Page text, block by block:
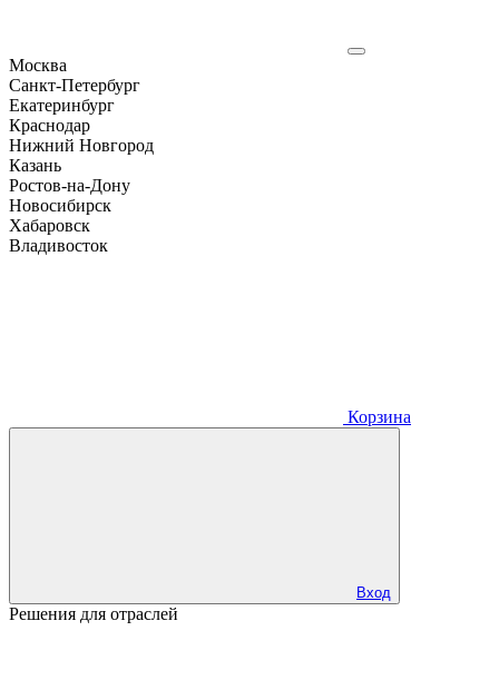
Москва
Санкт-Петербург
Екатеринбург
Краснодар
Нижний Новгород
Казань
Ростов-на-Дону
Новосибирск
Хабаровск
Владивосток
Корзина
Вход
Решения для отраслей